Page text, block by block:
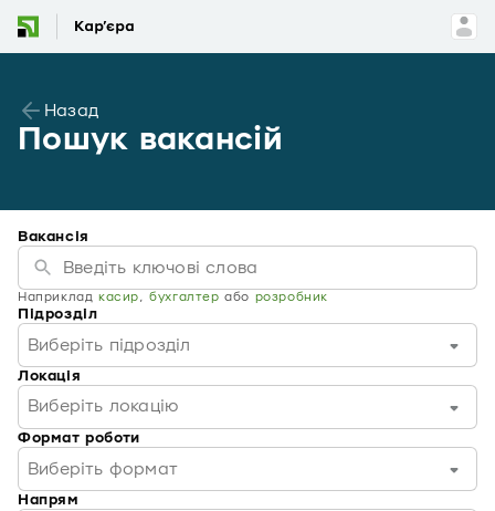
Назад
Пошук вакансій
Вакансія
Наприклад касир,бухгалтер або розробник
Підрозділ
Виберіть підрозділ
Локація
Виберіть локацію
Формат роботи
Виберіть формат
Напрям